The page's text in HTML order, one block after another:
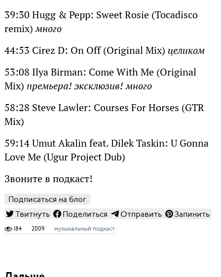
39:30 Hugg & Pepp: Sweet Rosie (Tocadisco
remix)много
44:53 Cirez D: On Off (Original Mix) целиком
53:08 Ilya Birman: Come With Me (Original
Mix) премьера! эксклюзив! много
58:28 Steve Lawler: Courses For Horses (GTR
Mix)
59:14 Umut Akalin feat. Dilek Taskin: U Gonna
Love Me (Ugur Project Dub)
Звоните в подкаст!
Подписаться на блог
Твитнуть
Поделиться Отправить Запинить
184 2009 музыкальный подкаст